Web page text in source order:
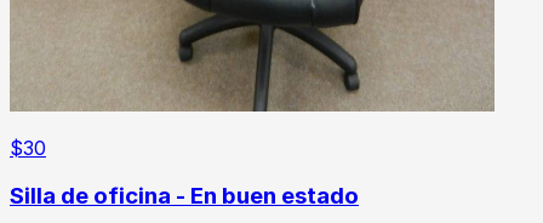
$30
Silla de oficina - En buen estado